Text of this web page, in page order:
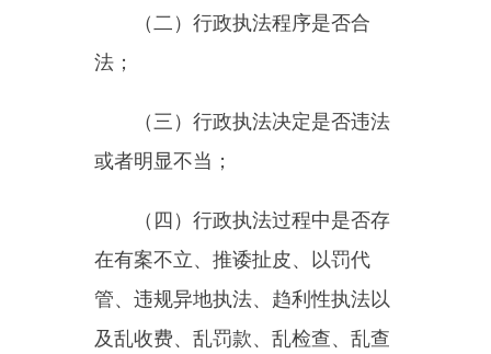
是否按规定着制式服装；
（七）其他影响行政执法合法
第十二条行政执法监督机构对
实下列行政执法制度情况进行监
督：
（一）行政执法人员资格、证
件管理制度；